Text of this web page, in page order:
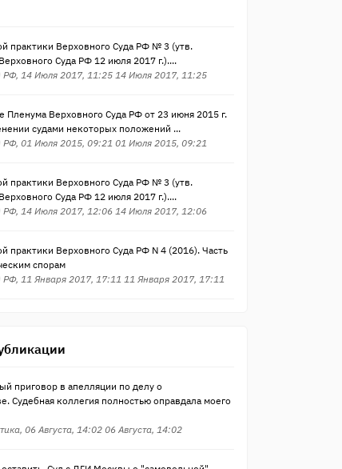
практики Верховного Суда РФ № 3 (утв.
Суда РФ 12 июля 2017 г.)....
РФ, 14 Июля 2017, 11:25 14 Июля 2017, 11:25
Пленума Верховного Суда РФ от 23 июня 2015 г.
судами некоторых положений ...
РФ, 01 Июля 2015, 09:21 01 Июля 2015, 09:21
практики Верховного Суда РФ № 3 (утв.
Суда РФ 12 июля 2017 г.)....
РФ, 14 Июля 2017, 12:06 14 Июля 2017, 12:06
практики Верховного Суда РФ N 4 (2016). Часть
спорам
РФ, 11 Января 2017, 17:11 11 Января 2017, 17:11
приговор в апелляции по делу о
Судебная коллегия полностью оправдала моего
06 Августа, 14:02 06 Августа, 14:02